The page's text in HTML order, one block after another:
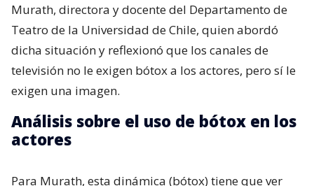
Murath, directora y docente del Departamento de
Teatro de la Universidad de Chile, quien abordó
dicha situación y reflexionó que los canales de
televisión no le exigen bótox a los actores, pero sí le
exigen una imagen.
Análisis sobre el uso de bótox en los
actores
Para Murath, esta dinámica (bótox) tiene que ver